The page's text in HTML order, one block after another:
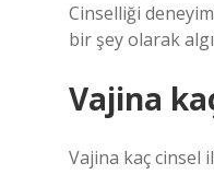
Cinselliği
bir şey olarak
Vajina
Vajina kaç cinsel